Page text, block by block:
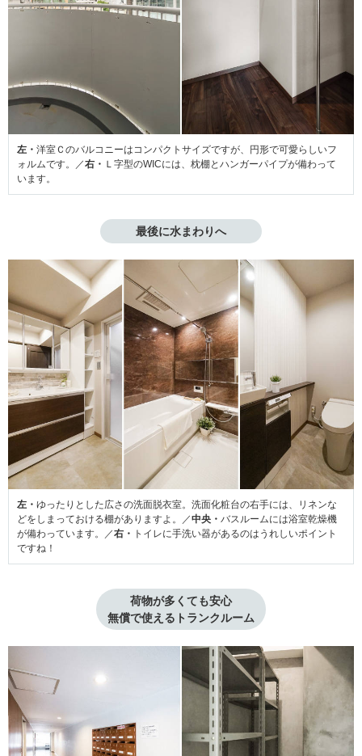
左・ 洋室Ｃのバルコニーはコンパクトサイズですが、円形で可愛らしいフ
ォルムです。／右・ Ｌ字型のWICには、枕棚とハンガーパイプが備わって
います。
最後に水まわりへ
左・ ゆったりとした広さの洗面脱衣室。洗面化粧台の右手には、リネンな
どをしまっておける棚がありますよ。／中央・ バスルームには浴室乾燥機
が備わっています。／右・ トイレに手洗い器があるのはうれしいポイント
ですね！
荷物が多くても安心
無償で使えるトランクルーム